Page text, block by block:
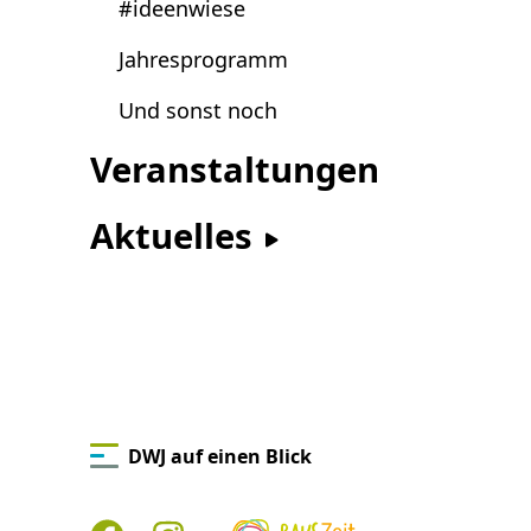
#ideenwiese
Jahresprogramm
Und sonst noch
Veranstaltungen
Aktuelles
DWJ auf einen Blick